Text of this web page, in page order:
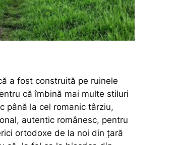
a fost construită pe ruinele
că îmbină mai multe stiluri
până la cel romanic târziu,
autentic românesc, pentru
ortodoxe de la noi din țară